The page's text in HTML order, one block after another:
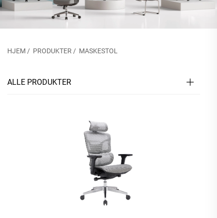
HJEM / PRODUKTER / MASKESTOL
ALLE PRODUKTER